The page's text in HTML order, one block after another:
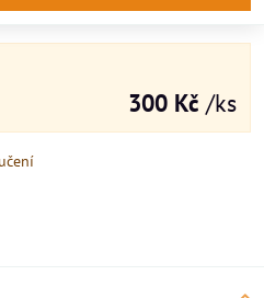
300 Kč /ks